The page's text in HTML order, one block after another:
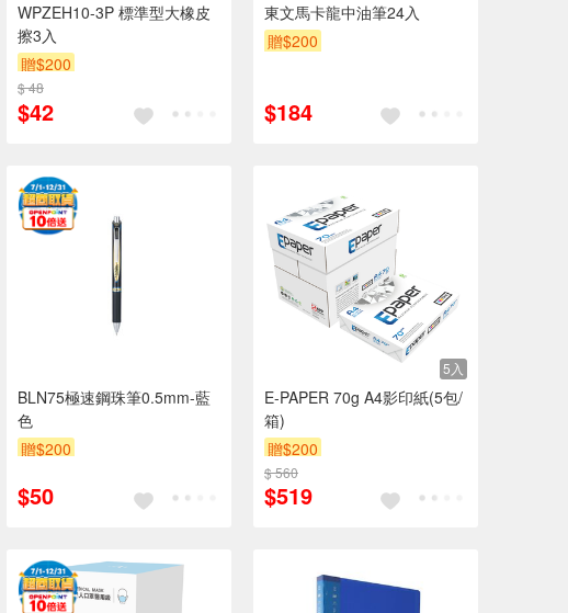
WPZEH10-3P 標準型大橡皮
擦3入
贈$200
$ 48
$42
東文馬卡龍中油筆24入
贈$200
$184
BLN75極速鋼珠筆0.5mm-藍
色
贈$200
$50
5入
E-PAPER 70g A4影印紙(5包/
箱)
贈$200
$ 560
$519